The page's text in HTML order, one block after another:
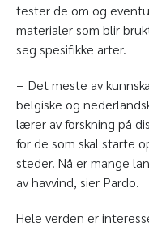
tester de om og
materialer som blir
seg spesifikke arter.
− Det meste av
belgiske og
lærer av forskning på
for de som skal starte
steder. Nå er mange
av havvind, sier Pardo.
Hele verden er